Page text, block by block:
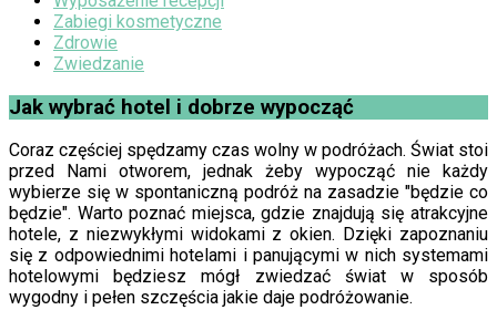
Zabiegi kosmetyczne
Zdrowie
Zwiedzanie
Jak wybrać hotel i dobrze wypocząć
Coraz częściej spędzamy czas wolny w podróżach. Świat stoi
przed Nami otworem, jednak żeby wypocząć nie każdy
wybierze się w spontaniczną podróż na zasadzie "będzie co
będzie". Warto poznać miejsca, gdzie znajdują się atrakcyjne
hotele, z niezwykłymi widokami z okien. Dzięki zapoznaniu
się z odpowiednimi hotelami i panującymi w nich systemami
hotelowymi będziesz mógł zwiedzać świat w sposób
wygodny i pełen szczęścia jakie daje podróżowanie.